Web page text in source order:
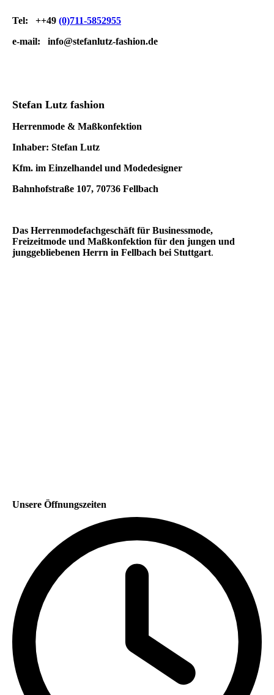
Tel: ++49 (0)711-5852955
e-mail: info@stefanlutz-fashion.de
Stefan Lutz fashion
Herrenmode & Maßkonfektion
Inhaber: Stefan Lutz
Kfm. im Einzelhandel und Modedesigner
Bahnhofstraße 107, 70736 Fellbach
Das Herrenmodefachgeschäft für Businessmode,
Freizeitmode und Maßkonfektion für den jungen und
junggebliebenen Herrn in Fellbach bei Stuttgart.
Unsere Öffnungszeiten